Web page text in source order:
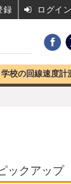
学校の回線速度計
ックアップ
録 ログイン